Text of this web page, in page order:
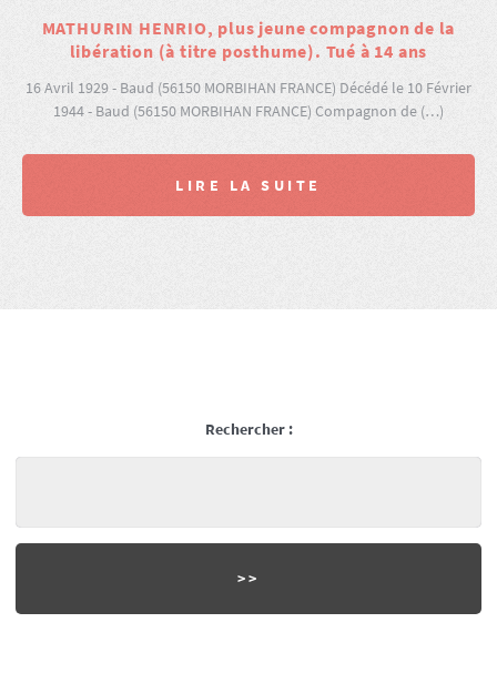
MATHURIN HENRIO, plus jeune compagnon de la
libération (à titre posthume). Tué à 14 ans
16 Avril 1929 - Baud (56150 MORBIHAN FRANCE) Décédé le 10 Février
1944 - Baud (56150 MORBIHAN FRANCE) Compagnon de (…)
LIRE LA SUITE
Rechercher :